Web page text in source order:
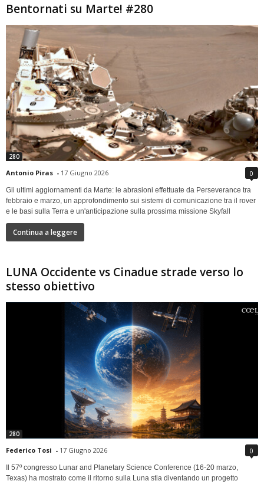
Bentornati su Marte! #280
280
Antonio Piras - 17 Giugno 2026 0
Gli ultimi aggiornamenti da Marte: le abrasioni effettuate da Perseverance tra
febbraio e marzo, un approfondimento sui sistemi di comunicazione tra il rover
e le basi sulla Terra e un'anticipazione sulla prossima missione Skyfall
Continua a leggere
LUNA Occidente vs Cinadue strade verso lo
stesso obiettivo
280
Federico Tosi - 17 Giugno 2026 0
Il 57º congresso Lunar and Planetary Science Conference (16-20 marzo,
Texas) ha mostrato come il ritorno sulla Luna stia diventando un progetto